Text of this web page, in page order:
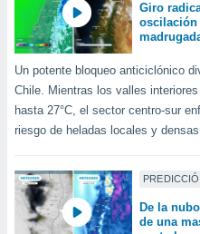
únicos
similares
este sitio
IP
de
posible
Giro
oscilación
Un potente bloqueo anticiclónico
Chile. Mientras los valles
hasta 27°C, el sector centro-sur
riesgo de heladas locales y
De la
de una